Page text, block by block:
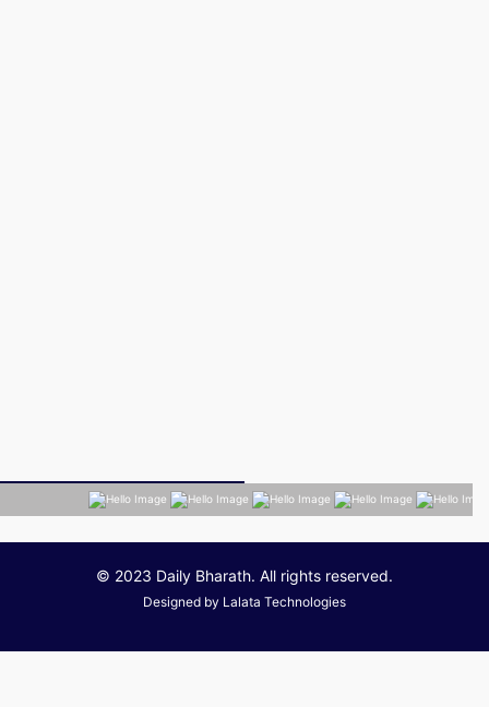
© 2023 Daily Bharath. All rights reserved.
Designed by Lalata Technologies